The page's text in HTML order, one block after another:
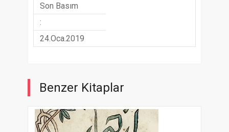
Son Basım
:
24.Oca.2019
Benzer Kitaplar